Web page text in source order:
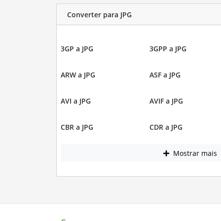
Converter para JPG
3GP a JPG 3GPP a JPG
ARW a JPG ASF a JPG
AVI a JPG AVIF a JPG
CBR a JPG CDR a JPG
Mostrar mais